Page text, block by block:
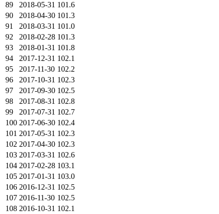
89
2018-05-31 101.6
90
2018-04-30 101.3
91
2018-03-31 101.0
92
2018-02-28 101.3
93
2018-01-31 101.8
94
2017-12-31 102.1
95
2017-11-30 102.2
96
2017-10-31 102.3
97
2017-09-30 102.5
98
2017-08-31 102.8
99
2017-07-31 102.7
100 2017-06-30 102.4
101 2017-05-31 102.3
102 2017-04-30 102.3
103 2017-03-31 102.6
104 2017-02-28 103.1
105 2017-01-31 103.0
106 2016-12-31 102.5
107 2016-11-30 102.5
108 2016-10-31 102.1